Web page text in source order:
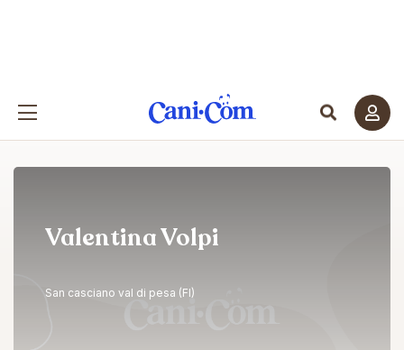
Valentina Volpi
San casciano val di pesa (FI)